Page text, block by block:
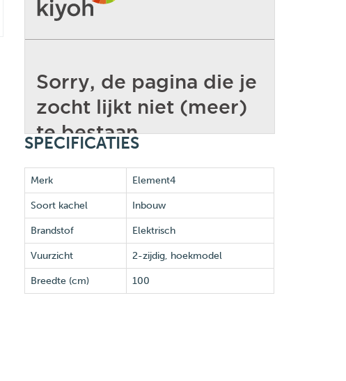
SPECIFICATIES
Merk Element4
Soort kachel Inbouw
Brandstof Elektrisch
Vuurzicht 2-zijdig, hoekmodel
Breedte (cm) 100